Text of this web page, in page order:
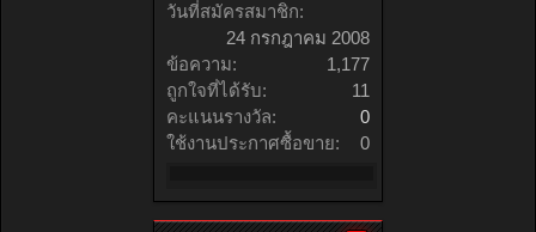
วันที่สมัครสมาชิก:
24 กรกฎาคม 2008
ข้อความ:
1,177
ถูกใจที่ได้รับ:
11
คะแนนรางวัล:
0
ใช้งานประกาศซื้อขาย:
0